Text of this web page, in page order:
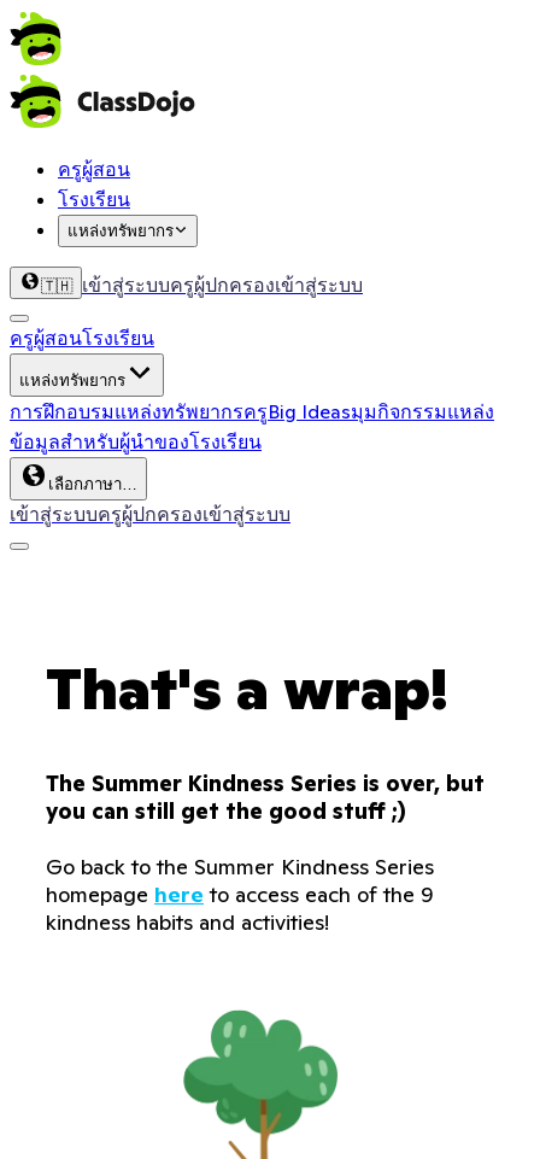
ครูผู้สอน
โรงเรียน
แหล่งทรัพยากร
🇹🇭 เข้าสู่ระบบครูผู้ปกครองเข้าสู่ระบบ
ครูผู้สอนโรงเรียน
แหล่งทรัพยากร
การฝึกอบรมแหล่งทรัพยากรครูBig Ideasมุมกิจกรรมแหล่ง
ข้อมูลสำหรับผู้นำของโรงเรียน
เลือกภาษา…
เข้าสู่ระบบครูผู้ปกครองเข้าสู่ระบบ
That's a wrap!
The Summer Kindness Series is over, but
you can still get the good stuff ;)
Go back to the Summer Kindness Series
homepage here to access each of the 9
kindness habits and activities!